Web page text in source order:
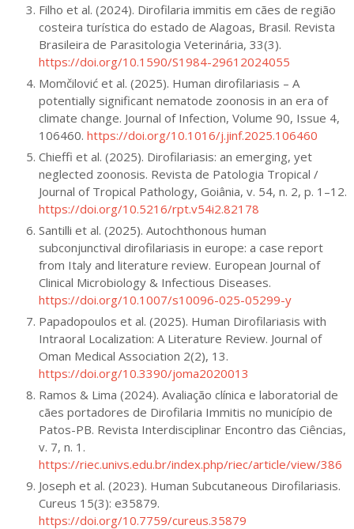
Filho et al. (2024). Dirofilaria immitis em cães de região
costeira turística do estado de Alagoas, Brasil. Revista
Brasileira de Parasitologia Veterinária, 33(3).
https://doi.org/10.1590/S1984-29612024055
Momčilović et al. (2025). Human dirofilariasis – A
potentially significant nematode zoonosis in an era of
climate change. Journal of Infection, Volume 90, Issue 4,
106460. https://doi.org/10.1016/j.jinf.2025.106460
Chieffi et al. (2025). Dirofilariasis: an emerging, yet
neglected zoonosis. Revista de Patologia Tropical /
Journal of Tropical Pathology, Goiânia, v. 54, n. 2, p. 1–12.
https://doi.org/10.5216/rpt.v54i2.82178
Santilli et al. (2025). Autochthonous human
subconjunctival dirofilariasis in europe: a case report
from Italy and literature review. European Journal of
Clinical Microbiology & Infectious Diseases.
https://doi.org/10.1007/s10096-025-05299-y
Papadopoulos et al. (2025). Human Dirofilariasis with
Intraoral Localization: A Literature Review. Journal of
Oman Medical Association 2(2), 13.
https://doi.org/10.3390/joma2020013
Ramos & Lima (2024). Avaliação clínica e laboratorial de
cães portadores de Dirofilaria Immitis no município de
Patos-PB. Revista Interdisciplinar Encontro das Ciências,
v. 7, n. 1.
https://riec.univs.edu.br/index.php/riec/article/view/386
Joseph et al. (2023). Human Subcutaneous Dirofilariasis.
Cureus 15(3): e35879.
https://doi.org/10.7759/cureus.35879